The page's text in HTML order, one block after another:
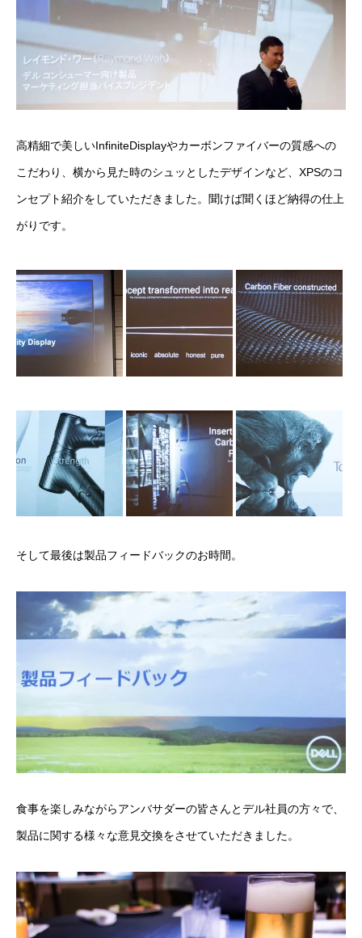
高精細で美しいInfiniteDisplayやカーボンファイバーの質感への
こだわり、横から見た時のシュッとしたデザインなど、XPSのコ
ンセプト紹介をしていただきました。聞けば聞くほど納得の仕上
がりです。
そして最後は製品フィードバックのお時間。
食事を楽しみながらアンバサダーの皆さんとデル社員の方々で、
製品に関する様々な意見交換をさせていただきました。